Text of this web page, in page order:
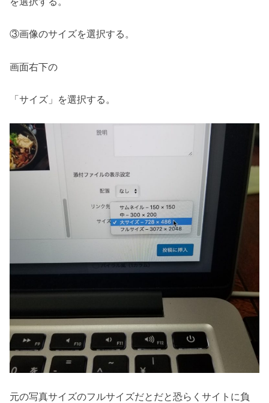
③画像のサイズを選択する。
画面右下の
「サイズ」を選択する。
元の写真サイズのフルサイズだとだと恐らくサイトに負